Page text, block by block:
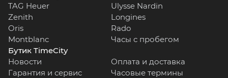
TAG Heuer
Ulysse Nardin
Zenith
Longines
Oris
Rado
Montblanc
Часы с пробегом
Бутик TimeCity
Новости
Оплата и доставка
Гарантия и сервис
Часовые термины